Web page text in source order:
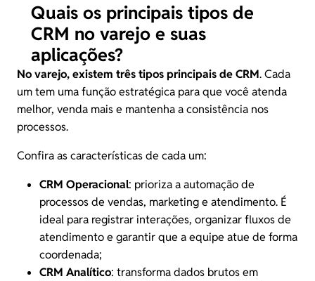
Quais os principais tipos de
CRM no varejo e suas
aplicações?
No varejo, existem três tipos principais de CRM. Cada
um tem uma função estratégica para que você atenda
melhor, venda mais e mantenha a consistência nos
processos.
Confira as características de cada um:
CRM Operacional: prioriza a automação de
processos de vendas, marketing e atendimento. É
ideal para registrar interações, organizar fluxos de
atendimento e garantir que a equipe atue de forma
coordenada;
CRM Analítico: transforma dados brutos em